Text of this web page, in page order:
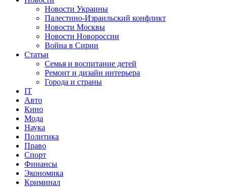
Новости Украины
Палестино-Израильский конфликт
Новости Москвы
Новости Новороссии
Война в Сирии
Статьи
Семья и воспитание детей
Ремонт и дизайн интерьера
Города и страны
IT
Авто
Кино
Мода
Наука
Политика
Право
Спорт
Финансы
Экономика
Криминал